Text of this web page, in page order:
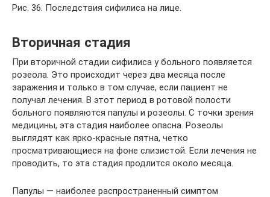
Рис. 36. Последствия сифилиса на лице.
Вторичная стадия
При вторичной стадии сифилиса у больного появляется
розеола. Это происходит через два месяца после
заражения и только в том случае, если пациент не
получал лечения. В этот период в ротовой полости
больного появляются папулы и розеолы. С точки зрения
медицины, эта стадия наиболее опасна. Розеолы
выглядят как ярко-красные пятна, четко
просматривающиеся на фоне слизистой. Если лечения не
проводить, то эта стадия продлится около месяца.
Папулы — наиболее распространенный симптом